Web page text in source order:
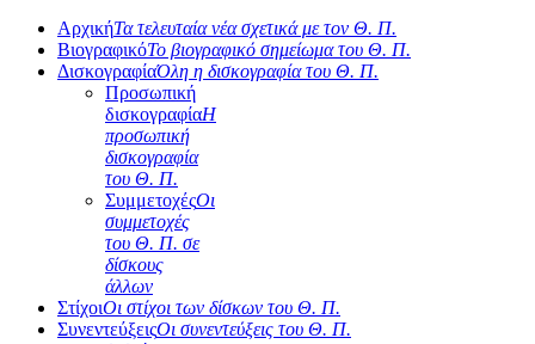
ΑρχικήΤα τελευταία νέα σχετικά με τον Θ. Π.
ΒιογραφικόΤο βιογραφικό σημείωμα του Θ. Π.
ΔισκογραφίαΌλη η δισκογραφία του Θ. Π.
Προσωπική
δισκογραφίαΗ
προσωπική
δισκογραφία
του Θ. Π.
ΣυμμετοχέςΟι
συμμετοχές
του Θ. Π. σε
δίσκους
άλλων
ΣτίχοιΟι στίχοι των δίσκων του Θ. Π.
ΣυνεντεύξειςΟι συνεντεύξεις του Θ. Π.